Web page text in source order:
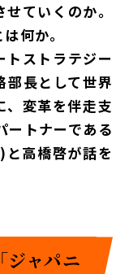
ていくのか。
何か。
ストラテジー
部長として世界
、変革を伴走支
ートナーである
高橋啓が話を
ジャパニ